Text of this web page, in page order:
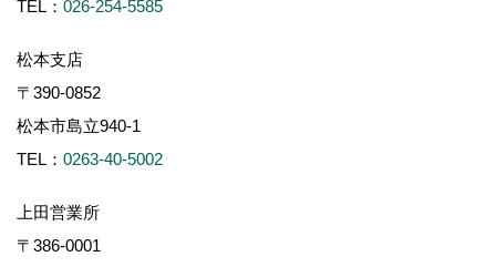
TEL： 026-254-5585
松本支店
〒390-0852
松本市島立940-1
TEL： 0263-40-5002
上田営業所
〒386-0001